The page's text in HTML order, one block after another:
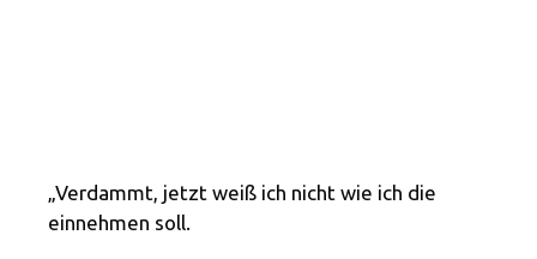
„Verdammt, jetzt weiß ich nicht wie ich die
einnehmen soll.